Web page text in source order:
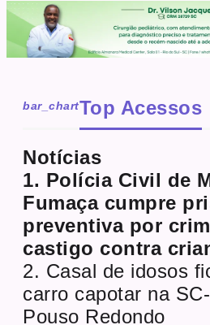
bar_chartTop Acessos
Notícias
1. Polícia Civil de
Fumaça cumpre
preventiva por
castigo contra
2. Casal de idosos
carro capotar na
Pouso Redondo